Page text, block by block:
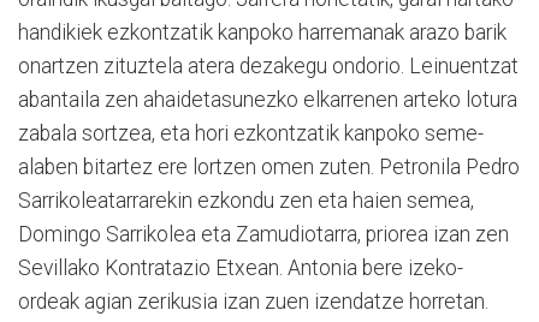
handikiek ezkontzatik kanpoko harremanak arazo barik
onartzen zituztela atera dezakegu ondorio. Leinuentzat
abantaila zen ahaidetasunezko elkarrenen arteko lotura
zabala sortzea, eta hori ezkontzatik kanpoko seme-
alaben bitartez ere lortzen omen zuten. Petronila Pedro
Sarrikoleatarrarekin ezkondu zen eta haien semea,
Domingo Sarrikolea eta Zamudiotarra, priorea izan zen
Sevillako Kontratazio Etxean. Antonia bere izeko-
ordeak agian zerikusia izan zuen izendatze horretan.